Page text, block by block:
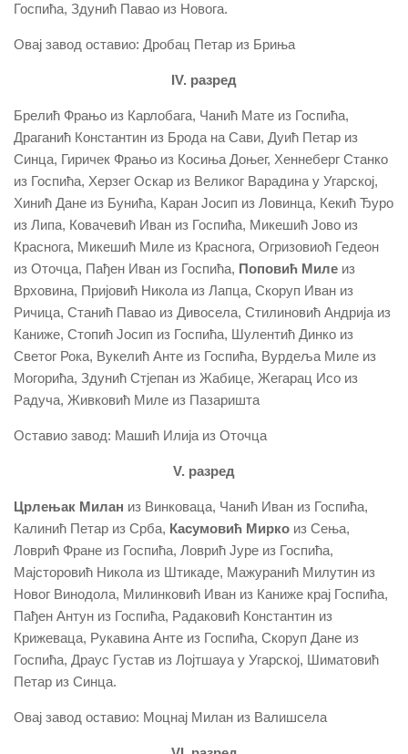
Госпића, Здунић Павао из Новога.
Овај завод оставио: Дробац Петар из Бриња
IV. разред
Брелић Фрањо из Карлобага, Чанић Мате из Госпића,
Драганић Константин из Брода на Сави, Дуић Петар из
Синца, Гиричек Фрањо из Косиња Доњег, Хеннеберг Станко
из Госпића, Херзег Оскар из Великог Варадина у Угарској,
Хинић Дане из Бунића, Каран Јосип из Ловинца, Кекић Ђуро
из Липа, Ковачевић Иван из Госпића, Микешић Јово из
Краснога, Микешић Миле из Краснога, Огризовиоћ Гедеон
из Оточца, Пађен Иван из Госпића, Поповић Миле из
Врховина, Пријовић Никола из Лапца, Скоруп Иван из
Ричица, Станић Павао из Дивосела, Стилиновић Андрија из
Каниже, Стопић Јосип из Госпића, Шулентић Динко из
Светог Рока, Вукелић Анте из Госпића, Вурдеља Миле из
Могорића, Здунић Стјепан из Жабице, Жегарац Исо из
Радуча, Живковић Миле из Пазаришта
Оставио завод: Машић Илија из Оточца
V. разред
Црлењак Милан из Винковаца, Чанић Иван из Госпића,
Калинић Петар из Срба, Касумовић Мирко из Сења,
Ловрић Фране из Госпића, Ловрић Јуре из Госпића,
Мајсторовић Никола из Штикаде, Мажуранић Милутин из
Новог Винодола, Милинковић Иван из Каниже крај Госпића,
Пађен Антун из Госпића, Радаковић Константин из
Крижеваца, Рукавина Анте из Госпића, Скоруп Дане из
Госпића, Драус Густав из Лојтшауа у Угарској, Шиматовић
Петар из Синца.
Овај завод оставио: Моцнај Милан из Валишсела